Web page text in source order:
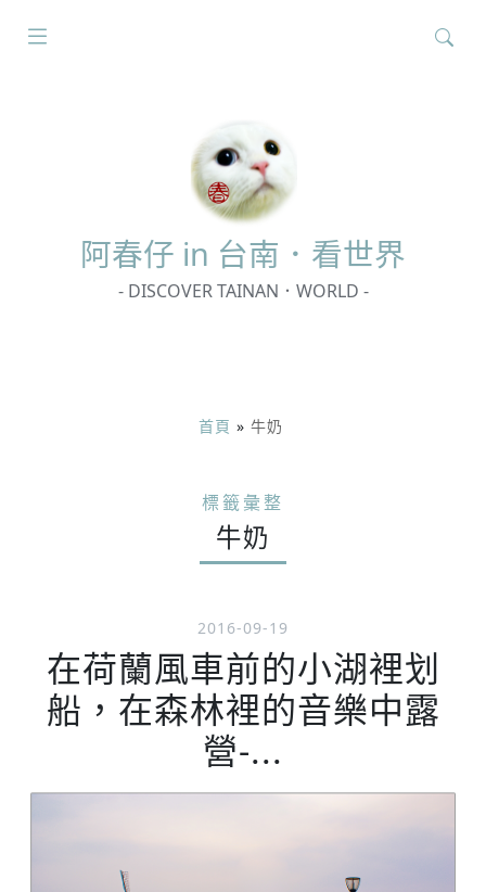
阿春仔 in 台南．看世界
- DISCOVER TAINAN．WORLD -
首頁 » 牛奶
標籤彙整
牛奶
2016-09-19
在荷蘭風車前的小湖裡划
船，在森林裡的音樂中露
營-...